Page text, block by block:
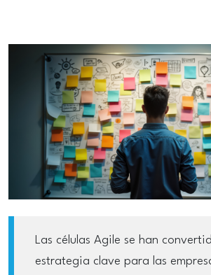
Las células Agile se han
estrategia clave para las